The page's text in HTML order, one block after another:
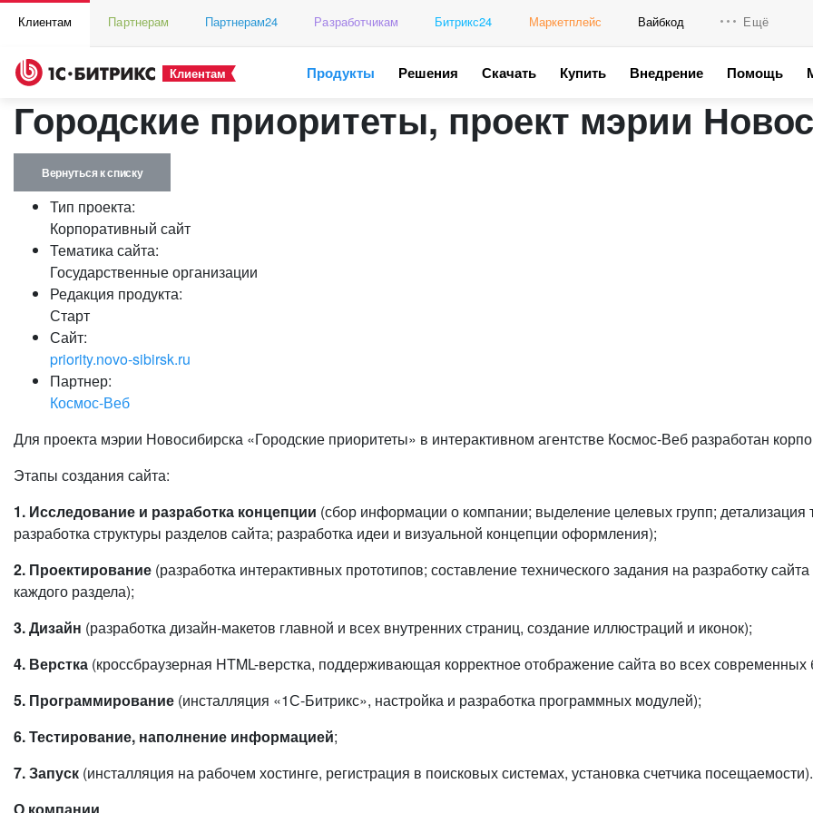
Клиентам Партнерам Партнерам24 Разработчикам Битрикс24 Маркетплейс Вайбкод Ещё
Промо
Клиентам Продукты Решения Скачать Купить Внедрение Помощь
Городские приоритеты, проект мэрии
Вернуться к списку
Тип проекта:
Корпоративный сайт
Тематика сайта:
Государственные организации
Редакция продукта:
Старт
Сайт:
priority.novo-sibirsk.ru
Партнер:
Космос-Веб
Для проекта мэрии Новосибирска «Городские приоритеты» в интерактивном агентстве Космос-Веб разработан
Этапы создания сайта:
1. Исследование и разработка концепции (сбор информации о компании; выделение целевых групп; детализация
разработка структуры разделов сайта; разработка идеи и визуальной концепции оформления);
2. Проектирование (разработка интерактивных прототипов; составление технического задания на разработку
каждого раздела);
3. Дизайн (разработка дизайн-макетов главной и всех внутренних страниц, создание иллюстраций и иконок);
4. Верстка (кроссбраузерная HTML-верстка, поддерживающая корректное отображение сайта во всех
5. Программирование (инсталляция «1С-Битрикс», настройка и разработка программных модулей);
6. Тестирование, наполнение информацией;
7. Запуск (инсталляция на рабочем хостинге, регистрация в поисковых системах, установка счетчика посещаемости).